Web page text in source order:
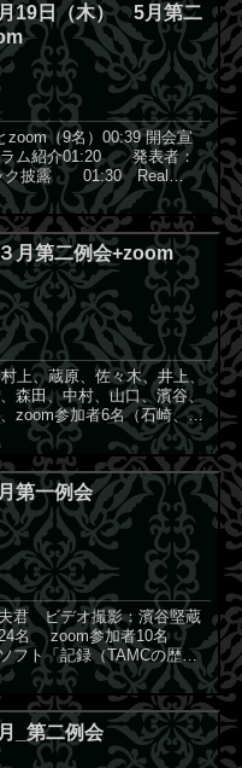
19日（木） 5月第二
（9名）00:39 開会宣
ム紹介01:20 発表者：
ク披露 01:30 Real
月第二例会+zoom
上、蔵原、佐々木、井上、
森田、中村、山口、濱谷、
zoom参加者6名（石崎、佐
開会宣言...
第一例会
君 ビデオ撮影：濱谷堅蔵
名 zoom参加者10名
ト「記録（TAMCの歴
_第二例会